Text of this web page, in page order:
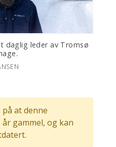
daglig leder av Tromsø
at denne
gammel, og kan